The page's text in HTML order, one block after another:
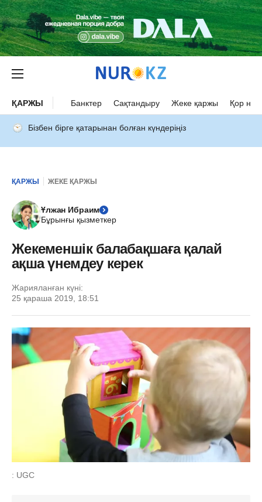
ҚАРЖЫ Банктер Сақтандыру Жеке қаржы Қор
Бізбен бірге қатарынан болған күндеріңіз
ҚАРЖЫ ЖЕКЕ ҚАРЖЫ
Ұлжан Ибраим
Бұрынғы қызметкер
Жекеменшік балабақшаға қалай
ақша үнемдеу керек
Жарияланған күні:
25 қараша 2019, 18:51
: UGC